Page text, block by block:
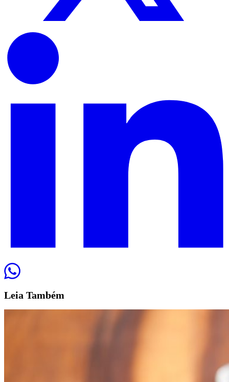
Leia Também